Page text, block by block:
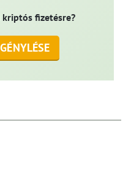
kriptós fizetésre?